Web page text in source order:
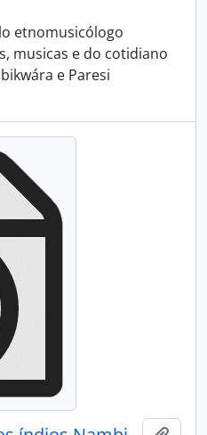
etnomusicólogo
musicas e do cotidiano
e Paresi